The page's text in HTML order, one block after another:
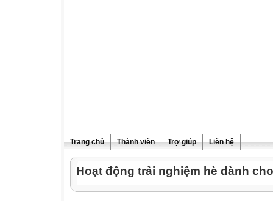
Trang chủ Thành viên Trợ giúp Liên hệ
Hoạt động trải nghiệm hè dành